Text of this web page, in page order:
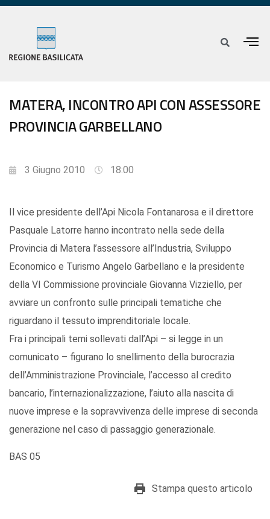
MATERA, INCONTRO API CON ASSESSORE
PROVINCIA GARBELLANO
3 Giugno 2010 18:00
Il vice presidente dell’Api Nicola Fontanarosa e il direttore
Pasquale Latorre hanno incontrato nella sede della
Provincia di Matera l’assessore all’Industria, Sviluppo
Economico e Turismo Angelo Garbellano e la presidente
della VI Commissione provinciale Giovanna Vizziello, per
avviare un confronto sulle principali tematiche che
riguardano il tessuto imprenditoriale locale.
Fra i principali temi sollevati dall’Api – si legge in un
comunicato – figurano lo snellimento della burocrazia
dell’Amministrazione Provinciale, l’accesso al credito
bancario, l’internazionalizzazione, l’aiuto alla nascita di
nuove imprese e la sopravvivenza delle imprese di seconda
generazione nel caso di passaggio generazionale.
BAS 05
Stampa questo articolo